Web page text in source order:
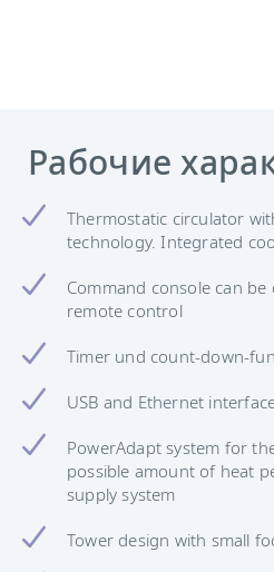
Рабочие
Thermostatic circulator
technology. Integrated
Command console can
remote control
Timer und count-down-
USB and Ethernet
PowerAdapt system for
possible amount of heat
supply system
Tower design with small